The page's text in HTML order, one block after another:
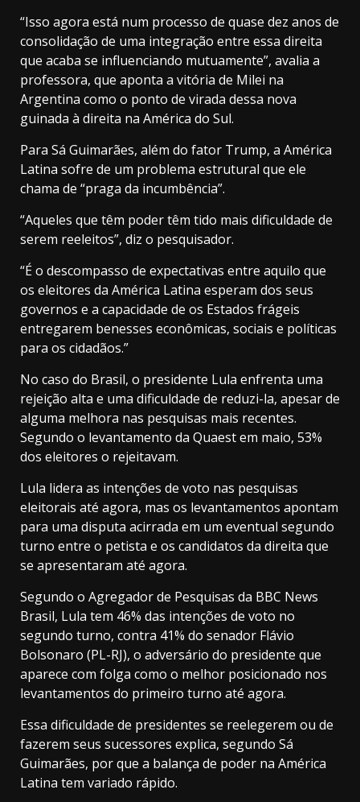
“Isso agora está num processo de quase dez anos de
consolidação de uma integração entre essa direita
que acaba se influenciando mutuamente”, avalia a
professora, que aponta a vitória de Milei na
Argentina como o ponto de virada dessa nova
guinada à direita na América do Sul.
Para Sá Guimarães, além do fator Trump, a América
Latina sofre de um problema estrutural que ele
chama de “praga da incumbência”.
“Aqueles que têm poder têm tido mais dificuldade de
serem reeleitos”, diz o pesquisador.
“É o descompasso de expectativas entre aquilo que
os eleitores da América Latina esperam dos seus
governos e a capacidade de os Estados frágeis
entregarem benesses econômicas, sociais e políticas
para os cidadãos.”
No caso do Brasil, o presidente Lula enfrenta uma
rejeição alta e uma dificuldade de reduzi-la, apesar de
alguma melhora nas pesquisas mais recentes.
Segundo o levantamento da Quaest em maio, 53%
dos eleitores o rejeitavam.
Lula lidera as intenções de voto nas pesquisas
eleitorais até agora, mas os levantamentos apontam
para uma disputa acirrada em um eventual segundo
turno entre o petista e os candidatos da direita que
se apresentaram até agora.
Segundo o Agregador de Pesquisas da BBC News
Brasil, Lula tem 46% das intenções de voto no
segundo turno, contra 41% do senador Flávio
Bolsonaro (PL-RJ), o adversário do presidente que
aparece com folga como o melhor posicionado nos
levantamentos do primeiro turno até agora.
Essa dificuldade de presidentes se reelegerem ou de
fazerem seus sucessores explica, segundo Sá
Guimarães, por que a balança de poder na América
Latina tem variado rápido.